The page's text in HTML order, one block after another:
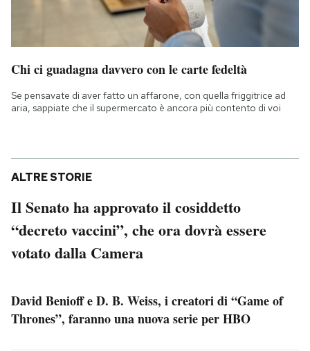
Chi ci guadagna davvero con le carte fedeltà
Se pensavate di aver fatto un affarone, con quella friggitrice ad
aria, sappiate che il supermercato è ancora più contento di voi
ALTRE STORIE
Il Senato ha approvato il cosiddetto
“decreto vaccini”, che ora dovrà essere
votato dalla Camera
David Benioff e D. B. Weiss, i creatori di “Game of
Thrones”, faranno una nuova serie per HBO